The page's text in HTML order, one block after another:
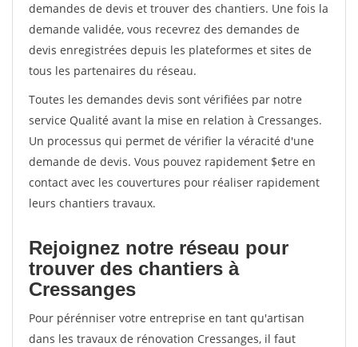
demandes de devis et trouver des chantiers. Une fois la
demande validée, vous recevrez des demandes de
devis enregistrées depuis les plateformes et sites de
tous les partenaires du réseau.
Toutes les demandes devis sont vérifiées par notre
service Qualité avant la mise en relation à Cressanges.
Un processus qui permet de vérifier la véracité d'une
demande de devis. Vous pouvez rapidement $etre en
contact avec les couvertures pour réaliser rapidement
leurs chantiers travaux.
Rejoignez notre réseau pour
trouver des chantiers à
Cressanges
Pour pérénniser votre entreprise en tant qu'artisan
dans les travaux de rénovation Cressanges, il faut